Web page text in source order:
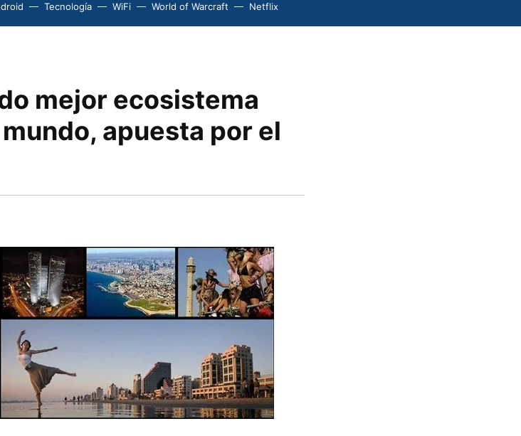
Tecnología WiFi World of Warcraft Netflix
mejor ecosistema
apuesta por el